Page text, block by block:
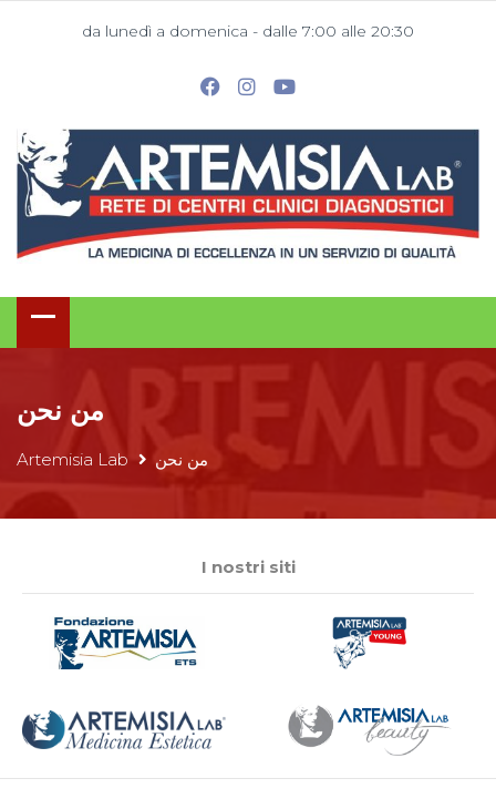
da lunedì a domenica - dalle 7:00 alle 20:30
من نحن
Artemisia Lab من نحن
I nostri siti